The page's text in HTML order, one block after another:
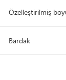
Özelleştirilmiş
Bardak